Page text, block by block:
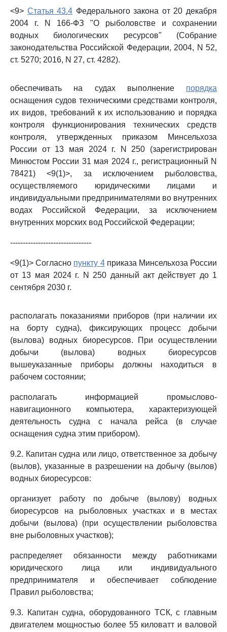
<9> Статья 43.4 Федерального закона от 20 декабря
2004 г. N 166-ФЗ "О рыболовстве и сохранении
водных биологических ресурсов" (Собрание
законодательства Российской Федерации, 2004, N 52,
ст. 5270; 2016, N 27, ст. 4282).
обеспечивать на судах выполнение порядка
оснащения судов техническими средствами контроля,
их видов, требований к их использованию и порядка
контроля функционирования технических средств
контроля, утвержденных приказом Минсельхоза
России от 13 мая 2024 г. N 250 (зарегистрирован
Минюстом России 31 мая 2024 г., регистрационный N
78421) <9(1)>, за исключением рыболовства,
осуществляемого юридическими лицами и
индивидуальными предпринимателями во внутренних
водах Российской Федерации, за исключением
внутренних морских вод Российской Федерации;
--------------------------------
<9(1)> Согласно пункту 4приказа Минсельхоза России
от 13 мая 2024 г. N 250 данный акт действует до 1
сентября 2030 г.
располагать показаниями приборов (при наличии их
на борту судна), фиксирующих процесс добычи
(вылова) водных биоресурсов. При осуществлении
добычи (вылова) водных биоресурсов
вышеуказанные приборы должны находиться в
рабочем состоянии;
располагать информацией промыслово-
навигационного компьютера, характеризующей
деятельность судна с начала рейса (в случае
оснащения судна этим прибором).
9.2. Капитан судна или лицо, ответственное за добычу
(вылов), указанные в разрешении на добычу (вылов)
водных биоресурсов:
организует работу по добыче (вылову) водных
биоресурсов на рыболовных участках и в местах
добычи (вылова) (при осуществлении рыболовства
вне рыболовных участков);
распределяет обязанности между работниками
юридического лица или индивидуального
предпринимателя и обеспечивает соблюдение
Правил рыболовства;
9.3. Капитан судна, оборудованного ТСК, с главным
двигателем мощностью более 55 киловатт и валовой